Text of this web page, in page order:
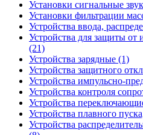
Установки сигнальные
Установки фильтрации
Устройства ввода,
Устройства для защиты
(21)
Устройства зарядные (1)
Устройства защитного
Устройства импульсно-
Устройства контроля
Устройства
Устройства плавного
Устройства